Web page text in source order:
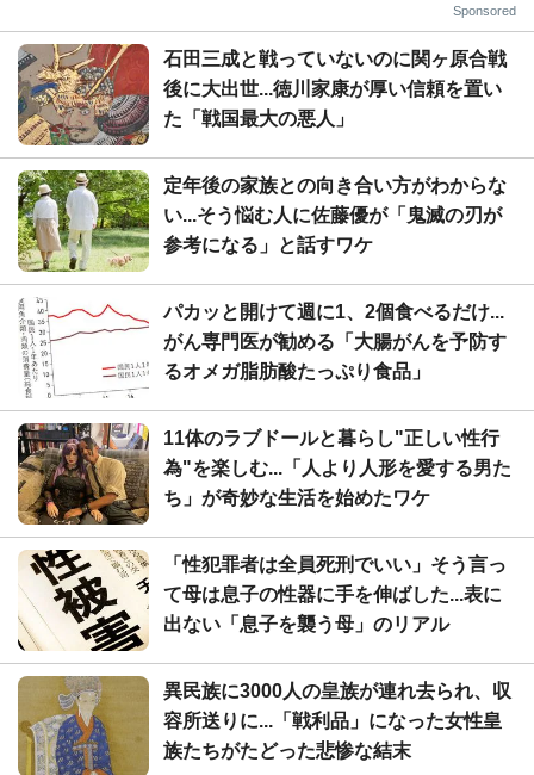
Sponsored
石田三成と戦っていないのに関ヶ原合戦
後に大出世...徳川家康が厚い信頼を置い
た「戦国最大の悪人」
定年後の家族との向き合い方がわからな
い...そう悩む人に佐藤優が「鬼滅の刃が
参考になる」と話すワケ
パカッと開けて週に1、2個食べるだけ...
がん専門医が勧める「大腸がんを予防す
るオメガ脂肪酸たっぷり食品」
11体のラブドールと暮らし"正しい性行
為"を楽しむ...「人より人形を愛する男た
ち」が奇妙な生活を始めたワケ
「性犯罪者は全員死刑でいい」そう言っ
て母は息子の性器に手を伸ばした...表に
出ない「息子を襲う母」のリアル
異民族に3000人の皇族が連れ去られ、収
容所送りに...「戦利品」になった女性皇
族たちがたどった悲惨な結末